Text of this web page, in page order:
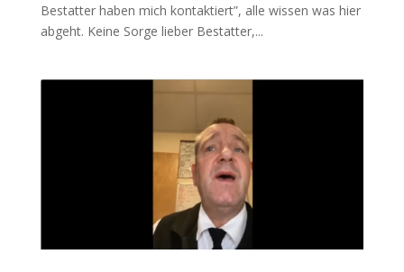
Bestat­ter haben mich kon­tak­tiert”, alle wis­sen was hier
abgeht. Kei­ne Sor­ge lie­ber Bestat­ter,...